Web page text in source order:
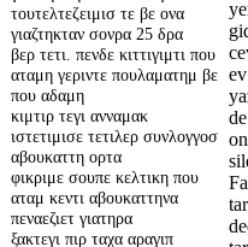
τουτελτεζειμισ τε βε ονα
γιαζτηκταν σονρα 25 δρα
βερ τετι. πενδε κιττιγιμτι που
αταμη γεριντε πουλαματημ βε
που αδαμη
κιμτιρ τεγι ανναμακ
ιστετιμισε τετιλερ συνλογγοσ
αβουκαττη ορτα
φικριμε σουπε κελτικη που
αταμ κεντι αβουκαττηνα
πεναεζιετ γιατηρα
ξακτεγι πιρ ταχα αραγιπ